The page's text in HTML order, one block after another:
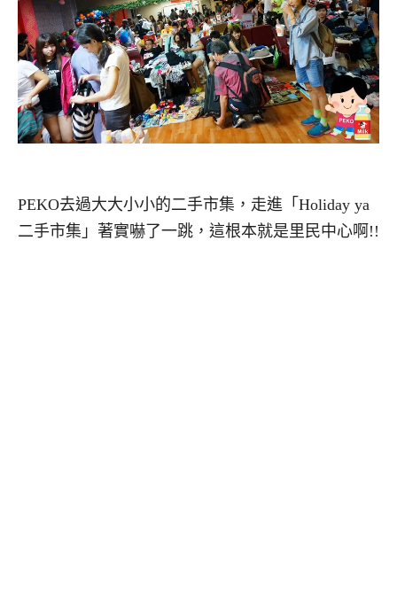
PEKO去過大大小小的二手市集，走進「Holiday ya
二手市集」著實嚇了一跳，這根本就是里民中心啊!!